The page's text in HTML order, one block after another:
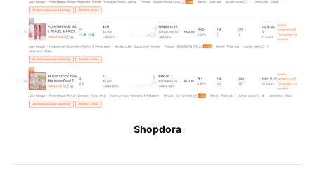
Shopdora